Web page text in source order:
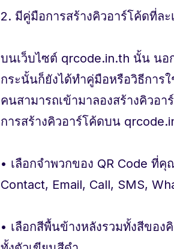
2. มีคู่มือการสร้างคิวอาร์โค้ดที่ล
บนเว็บไซต์ qrcode.in.th นั้น นอ
กระนั้นก็ยังได้ทำคู่มือหรือวิธีการ
คนสามารถเข้ามาลองสร้างคิวอ
การสร้างคิวอาร์โค้ดบน
• เลือกจำพวกของ QR Code ที่
Contact, Email, Call, SMS,
• เลือกสีพื้นข้างหลังรวมทั้งสีขอ